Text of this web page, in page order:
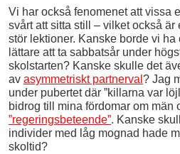
Vi har också fenomenet att vissa
svårt att sitta still – vilket också
stör lektioner. Kanske borde vi ha
lättare att ta sabbatsår under
skolstarten? Kanske skulle det
av asymmetriskt partnerval ? Jag
under pubertet där ”killarna var
bidrog till mina fördomar om män
”regeringsbeteende”. Kanske
individer med låg mognad hade
skoltid?